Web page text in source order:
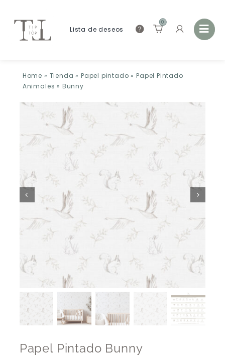
Lista de deseos
0
Home » Tienda » Papel pintado »Papel Pintado
Animales » Bunny
Papel Pintado Bunny